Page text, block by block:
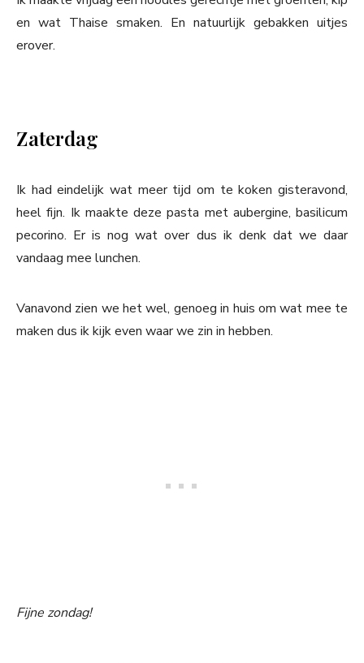
en wat Thaise smaken. En natuurlijk gebakken uitjes
erover.
Zaterdag
Ik had eindelijk wat meer tijd om te koken gisteravond,
heel fijn. Ik maakte deze pasta met aubergine, basilicum
pecorino. Er is nog wat over dus ik denk dat we daar
vandaag mee lunchen.
Vanavond zien we het wel, genoeg in huis om wat mee te
maken dus ik kijk even waar we zin in hebben.
Fijne zondag!